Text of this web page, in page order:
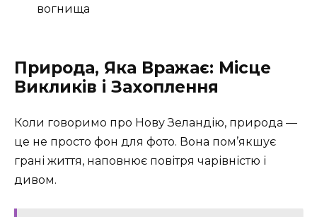
вогнища
Природа, Яка Вражає: Місце
Викликів і Захоплення
Коли говоримо про Нову Зеландію, природа —
це не просто фон для фото. Вона пом’якшує
грані життя, наповнює повітря чарівністю і
дивом.